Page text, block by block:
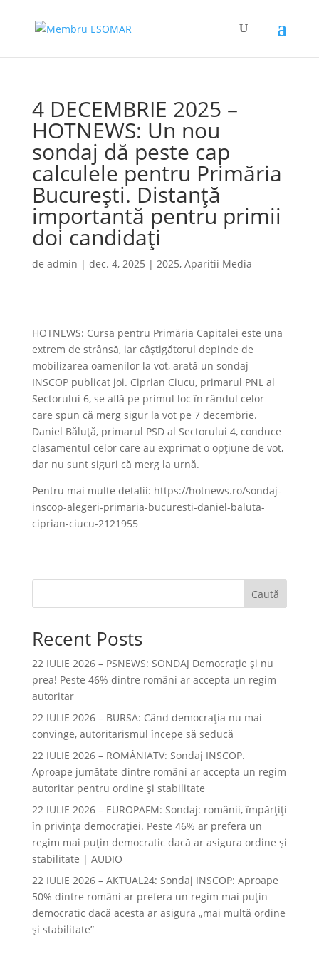
4 DECEMBRIE 2025 –
HOTNEWS: Un nou
sondaj dă peste cap
calculele pentru Primăria
București. Distanță
importantă pentru primii
doi candidați
de admin | dec. 4, 2025 | 2025, Aparitii Media
HOTNEWS: Cursa pentru Primăria Capitalei este una
extrem de strânsă, iar câștigătorul depinde de
mobilizarea oamenilor la vot, arată un sondaj
INSCOP publicat joi. Ciprian Ciucu, primarul PNL al
Sectorului 6, se află pe primul loc în rândul celor
care spun că merg sigur la vot pe 7 decembrie.
Daniel Băluță, primarul PSD al Sectorului 4, conduce
clasamentul celor care au exprimat o opțiune de vot,
dar nu sunt siguri că merg la urnă.
Pentru mai multe detalii: https://hotnews.ro/sondaj-
inscop-alegeri-primaria-bucuresti-daniel-baluta-
ciprian-ciucu-2121955
Caută
Recent Posts
22 IULIE 2026 – PSNEWS: SONDAJ Democrație și nu
prea! Peste 46% dintre români ar accepta un regim
autoritar
22 IULIE 2026 – BURSA: Când democraţia nu mai
convinge, autoritarismul începe să seducă
22 IULIE 2026 – ROMÂNIATV: Sondaj INSCOP.
Aproape jumătate dintre români ar accepta un regim
autoritar pentru ordine și stabilitate
22 IULIE 2026 – EUROPAFM: Sondaj: românii, împărțiți
în privința democrației. Peste 46% ar prefera un
regim mai puțin democratic dacă ar asigura ordine și
stabilitate | AUDIO
22 IULIE 2026 – AKTUAL24: Sondaj INSCOP: Aproape
50% dintre români ar prefera un regim mai puțin
democratic dacă acesta ar asigura „mai multă ordine
și stabilitate”